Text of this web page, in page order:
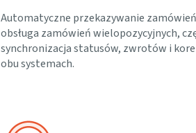
Automatyczne przekazywanie
obsługa zamówień wielopozycyjnych,
synchronizacja statusów, zwrotów i
obu systemach.